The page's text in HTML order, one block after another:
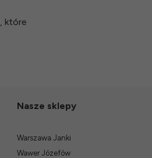
, które
Nasze sklepy
Warszawa Janki
Wawer Józefów